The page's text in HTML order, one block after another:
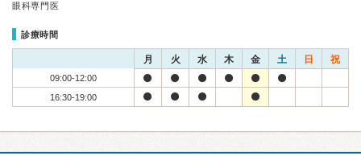
眼科専門医
診療時間
月 火 水 木 金 土 日 祝
09:00-12:00
16:30-19:00